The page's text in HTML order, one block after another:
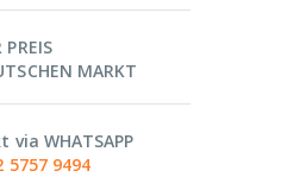
PREIS
MARKT
via WHATSAPP
5757 9494